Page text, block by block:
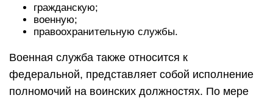
гражданскую;
военную;
правоохранительную службы.
Военная служба также относится к
федеральной, представляет собой исполнение
полномочий на воинских должностях. По мере